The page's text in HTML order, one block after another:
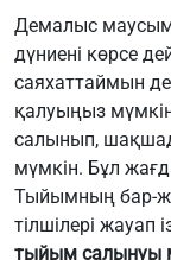
Демалыс
дүниені көрсе
саяхаттаймын
қалуыңыз
салынып,
мүмкін. Бұл
Тыйымның бар-
тілшілері жауап
тыйым салынуы